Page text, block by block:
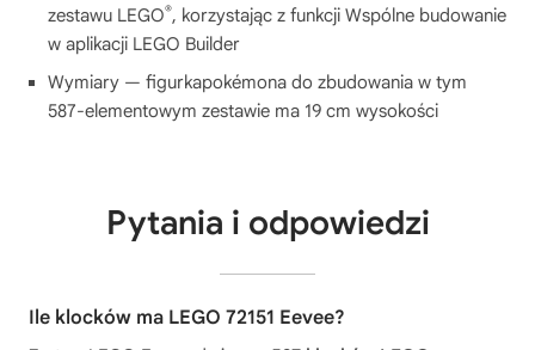
zestawu LEGO®, korzystając z funkcji Wspólne budowanie
w aplikacji LEGO Builder
Wymiary — figurkapokémona do zbudowania w tym
587-elementowym zestawie ma 19 cm wysokości
Pytania i odpowiedzi
Ile klocków ma LEGO 72151 Eevee?